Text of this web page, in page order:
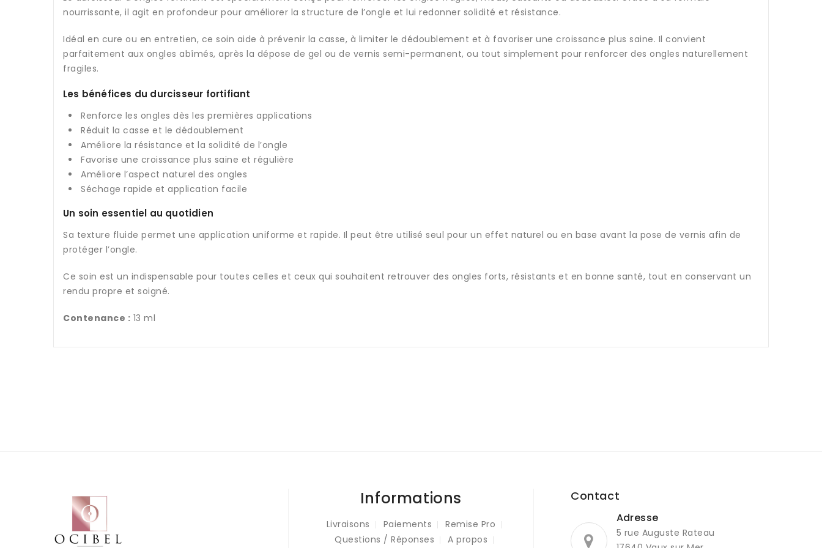
nourrissante, il agit en profondeur pour améliorer la structure de l’ongle et lui redonner solidité et résistance.
Idéal en cure ou en entretien, ce soin aide à prévenir la casse, à limiter le dédoublement et à favoriser une croissance plus saine. Il convient
parfaitement aux ongles abîmés, après la dépose de gel ou de vernis semi-permanent, ou tout simplement pour renforcer des ongles naturellement
fragiles.
Les bénéfices du durcisseur fortifiant
Renforce les ongles dès les premières applications
Réduit la casse et le dédoublement
Améliore la résistance et la solidité de l’ongle
Favorise une croissance plus saine et régulière
Améliore l’aspect naturel des ongles
Séchage rapide et application facile
Un soin essentiel au quotidien
Sa texture fluide permet une application uniforme et rapide. Il peut être utilisé seul pour un effet naturel ou en base avant la pose de vernis afin de
protéger l’ongle.
Ce soin est un indispensable pour toutes celles et ceux qui souhaitent retrouver des ongles forts, résistants et en bonne santé, tout en conservant un
rendu propre et soigné.
Contenance : 13 ml
Informations
Livraisons Paiements
Remise Pro
Questions / Réponses
A propos
Contact
Adresse
5 rue Auguste Rateau